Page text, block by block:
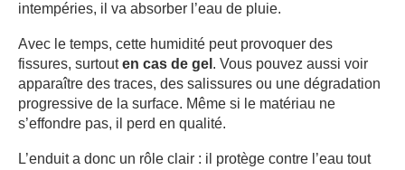
intempéries, il va absorber l’eau de pluie.
Avec le temps, cette humidité peut provoquer des
fissures, surtouten cas de gel . Vous pouvez aussi voir
apparaître des traces, des salissures ou une dégradation
progressive de la surface. Même si le matériau ne
s’effondre pas, il perd en qualité.
L’enduit a donc un rôle clair : il protège contre l’eau tout